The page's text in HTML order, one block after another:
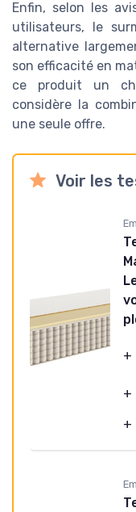
Enfin, selon les
utilisateurs, le
alternative
son efficacité en
ce produit un
considère la
une seule offre.
Voir les
+
+
+